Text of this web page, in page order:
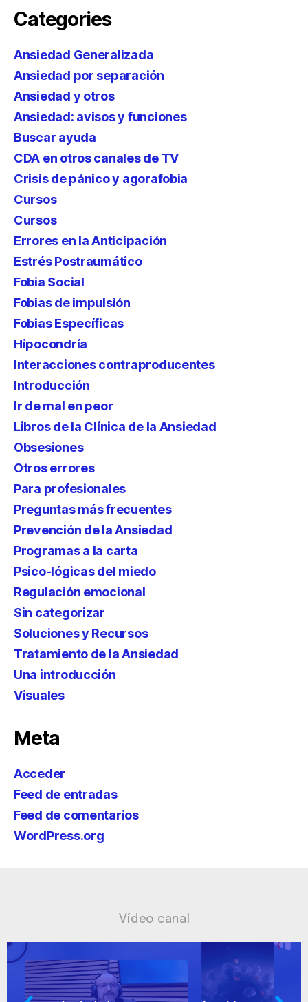
Categories
Ansiedad Generalizada
Ansiedad por separación
Ansiedad y otros
Ansiedad: avisos y funciones
Buscar ayuda
CDA en otros canales de TV
Crisis de pánico y agorafobia
Cursos
Cursos
Errores en la Anticipación
Estrés Postraumático
Fobia Social
Fobias de impulsión
Fobias Específicas
Hipocondría
Interacciones contraproducentes
Introducción
Ir de mal en peor
Libros de la Clínica de la Ansiedad
Obsesiones
Otros errores
Para profesionales
Preguntas más frecuentes
Prevención de la Ansiedad
Programas a la carta
Psico-lógicas del miedo
Regulación emocional
Sin categorizar
Soluciones y Recursos
Tratamiento de la Ansiedad
Una introducción
Visuales
Meta
Acceder
Feed de entradas
Feed de comentarios
WordPress.org
Vídeo canal